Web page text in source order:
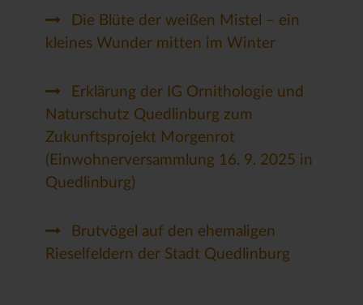
Die Blüte der weißen Mistel – ein
kleines Wunder mitten im Winter
Erklärung der IG Ornithologie und
Naturschutz Quedlinburg zum
Zukunftsprojekt Morgenrot
(Einwohnerversammlung 16. 9. 2025 in
Quedlinburg)
Brutvögel auf den ehemaligen
Rieselfeldern der Stadt Quedlinburg